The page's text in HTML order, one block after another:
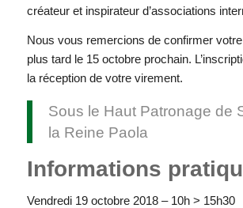
créateur et inspirateur d’associations
Nous vous remercions de confirmer
plus tard le 15 octobre prochain.
la réception de votre virement.
Sous le Haut Patronage de
la Reine Paola
Informations
Vendredi 19 octobre 2018 – 10h > 15h30